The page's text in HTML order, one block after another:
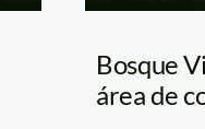
Bosque
área de